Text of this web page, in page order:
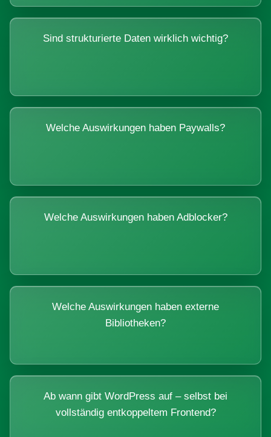
Sind strukturierte Daten wirklich wichtig?
Welche Auswirkungen haben Paywalls?
Welche Auswirkungen haben Adblocker?
Welche Auswirkungen haben externe
Bibliotheken?
Ab wann gibt WordPress auf – selbst bei
vollständig entkoppeltem Frontend?